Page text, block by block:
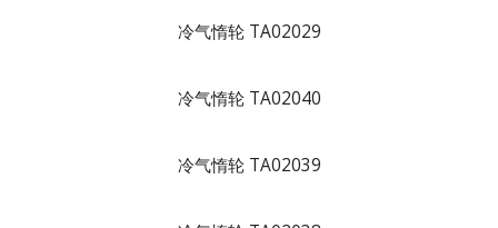
冷气惰轮 TA02029
冷气惰轮 TA02040
冷气惰轮 TA02039